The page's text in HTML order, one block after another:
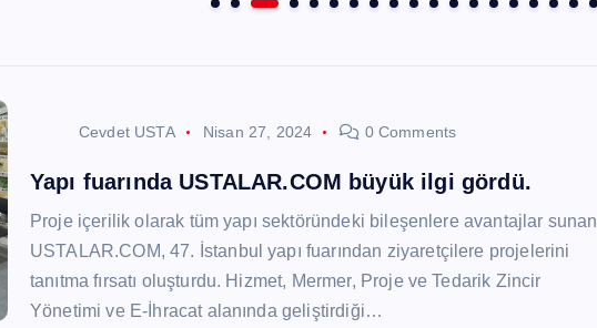
Cevdet USTA Nisan 27, 2024 0 Comments
Yapı fuarında USTALAR.COM büyük ilgi gördü.
Proje içerilik olarak tüm yapı sektöründeki bileşenlere avantajlar sunan
USTALAR.COM, 47. İstanbul yapı fuarından ziyaretçilere projelerini
tanıtma fırsatı oluşturdu. Hizmet, Mermer, Proje ve Tedarik Zincir
Yönetimi ve E-İhracat alanında geliştirdiği…